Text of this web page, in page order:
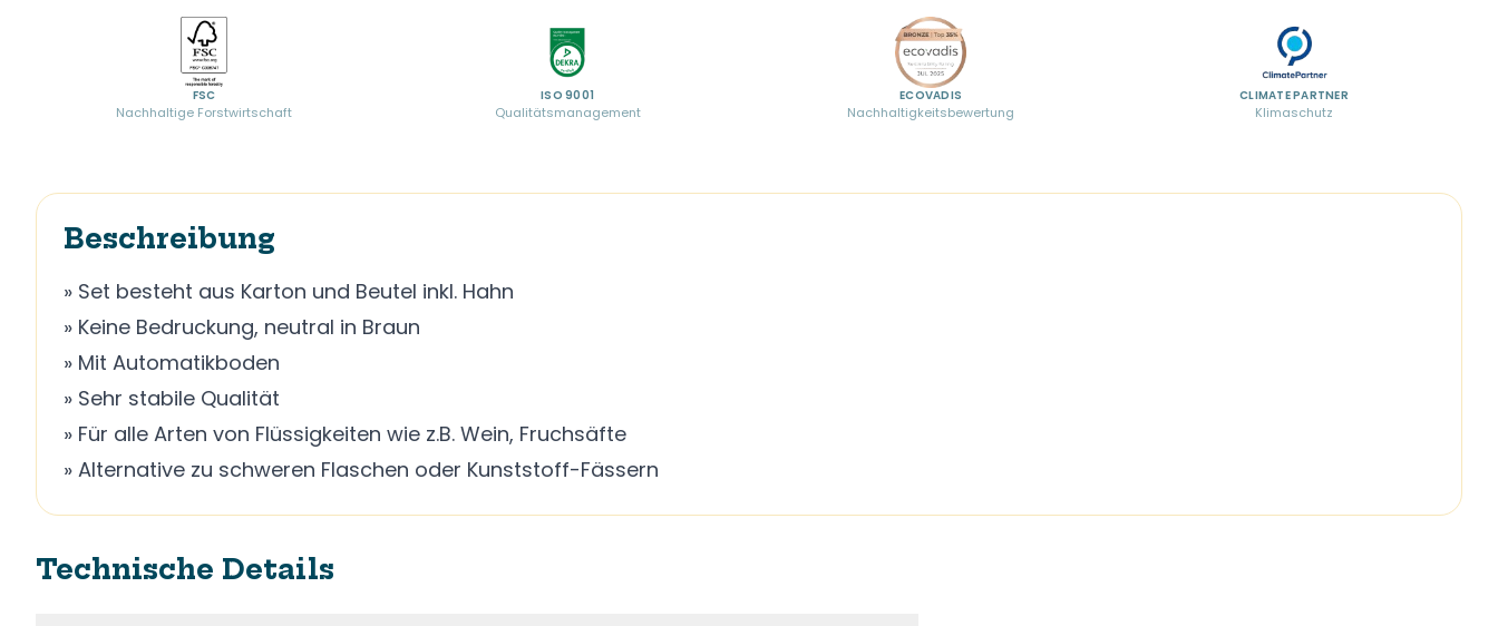
FSC
Nachhaltige Forstwirtschaft
ISO 9001
Qualitätsmanagement
ECOVADIS
Nachhaltigkeitsbewertung
CLIMATE PARTNER
Klimaschutz
Beschreibung
» Set besteht aus Karton und Beutel inkl. Hahn
» Keine Bedruckung, neutral in Braun
» Mit Automatikboden
» Sehr stabile Qualität
» Für alle Arten von Flüssigkeiten wie z.B. Wein, Fruchsäfte
» Alternative zu schweren Flaschen oder Kunststoff-Fässern
Technische Details